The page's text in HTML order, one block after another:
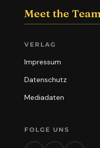
Meet the
VERLAG
Impressum
Datenschutz
Mediadaten
FOLGE UNS